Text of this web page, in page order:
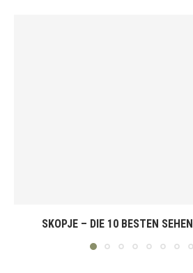
SKOPJE – DIE 10 BESTEN